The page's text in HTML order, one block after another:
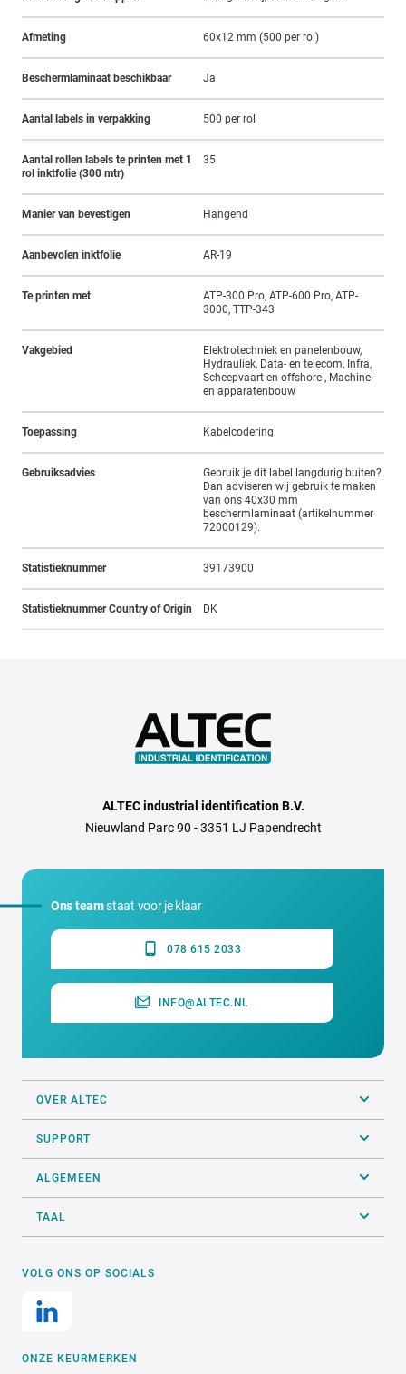
Afmeting 60x12 mm (500 per rol)
Beschermlaminaat beschikbaar Ja
Aantal labels in verpakking 500 per rol
Aantal rollen labels te printen met 1
rol inktfolie (300 mtr)
35
Manier van bevestigen Hangend
Aanbevolen inktfolie AR-19
Te printen met
ATP-300 Pro, ATP-600 Pro, ATP-
3000, TTP-343
Vakgebied
Elektrotechniek en panelenbouw,
Hydrauliek, Data- en telecom, Infra,
Scheepvaart en offshore , Machine-
en apparatenbouw
Toepassing Kabelcodering
Gebruiksadvies
Gebruik je dit label langdurig buiten?
Dan adviseren wij gebruik te maken
van ons 40x30 mm
beschermlaminaat (artikelnummer
72000129).
Statistieknummer 39173900
Statistieknummer Country of Origin DK
ALTEC industrial identification B.V.
Nieuwland Parc 90 - 3351 LJ Papendrecht
Ons teamstaat voor je klaar
078 615 2033
INFO@ALTEC.NL
OVER ALTEC
SUPPORT
ALGEMEEN
TAAL
VOLG ONS OP SOCIALS
ONZE KEURMERKEN